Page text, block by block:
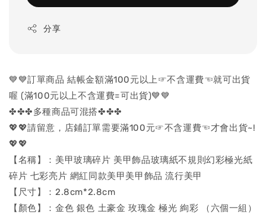
分享
💙💙訂單商品 結帳金額滿100元以上☞不含運費☜就可出貨
喔 (滿100元以上不含運費=可出貨)💙💙
✤✤✤多種商品可混搭✤✤✤
💖💖請留意，店鋪訂單需要滿100元☞不含運費☜才會出貨~!
💖💖
【名稱】：美甲玻璃碎片 美甲飾品玻璃紙不規則幻彩極光紙
碎片 七彩亮片 網紅同款美甲美甲飾品 流行美甲
【尺寸】：2.8cm*2.8cm
【顏色】：金色 銀色 土豪金 玫瑰金 極光 絢彩 （六個一組）